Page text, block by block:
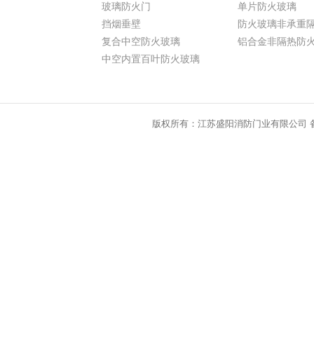
玻璃防火门
单片防火玻璃
挡烟垂壁
防火玻璃非承重
复合中空防火玻璃
铝合金非隔热防
中空内置百叶防火玻璃
版权所有：江苏盛阳消防门业有限公司